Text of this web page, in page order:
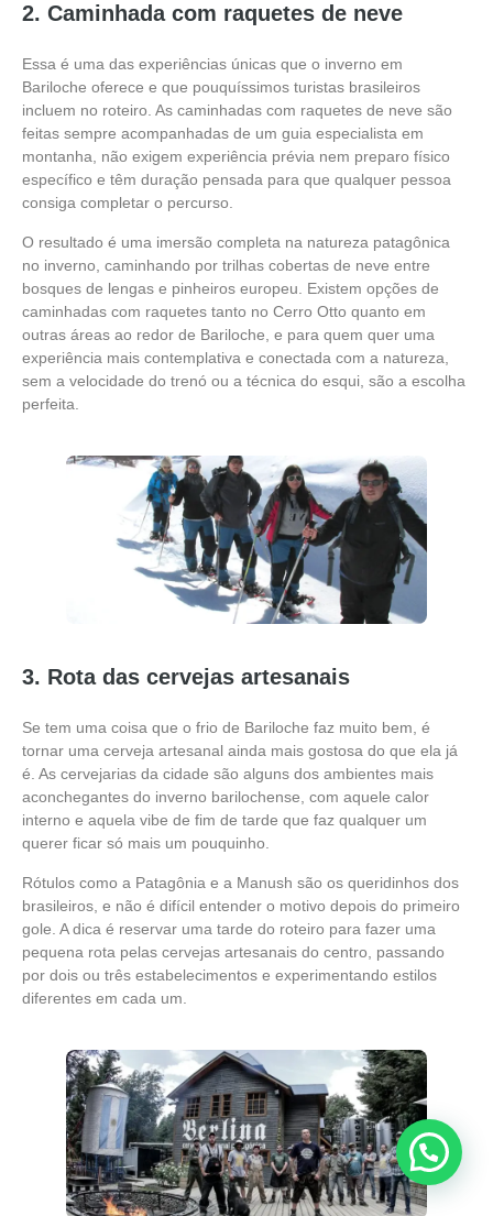
2. Caminhada com raquetes de neve
Essa é uma das experiências únicas que o inverno em
Bariloche oferece e que pouquíssimos turistas brasileiros
incluem no roteiro. As caminhadas com raquetes de neve são
feitas sempre acompanhadas de um guia especialista em
montanha, não exigem experiência prévia nem preparo físico
específico e têm duração pensada para que qualquer pessoa
consiga completar o percurso.
O resultado é uma imersão completa na natureza patagônica
no inverno, caminhando por trilhas cobertas de neve entre
bosques de lengas e pinheiros europeu. Existem opções de
caminhadas com raquetes tanto no Cerro Otto quanto em
outras áreas ao redor de Bariloche, e para quem quer uma
experiência mais contemplativa e conectada com a natureza,
sem a velocidade do trenó ou a técnica do esqui, são a escolha
perfeita.
3. Rota das cervejas artesanais
Se tem uma coisa que o frio de Bariloche faz muito bem, é
tornar uma cerveja artesanal ainda mais gostosa do que ela já
é. As cervejarias da cidade são alguns dos ambientes mais
aconchegantes do inverno barilochense, com aquele calor
interno e aquela vibe de fim de tarde que faz qualquer um
querer ficar só mais um pouquinho.
Rótulos como a Patagônia e a Manush são os queridinhos dos
brasileiros, e não é difícil entender o motivo depois do primeiro
gole. A dica é reservar uma tarde do roteiro para fazer uma
pequena rota pelas cervejas artesanais do centro, passando
por dois ou três estabelecimentos e experimentando estilos
diferentes em cada um.